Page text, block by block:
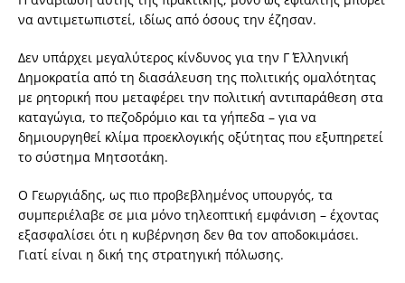
να αντιμετωπιστεί, ιδίως από όσους την έζησαν.
Δεν υπάρχει μεγαλύτερος κίνδυνος για την Γ΄ Ελληνική
Δημοκρατία από τη διασάλευση της πολιτικής ομαλότητας
με ρητορική που μεταφέρει την πολιτική αντιπαράθεση στα
καταγώγια, το πεζοδρόμιο και τα γήπεδα – για να
δημιουργηθεί κλίμα προεκλογικής οξύτητας που εξυπηρετεί
το σύστημα Μητσοτάκη.
Ο Γεωργιάδης, ως πιο προβεβλημένος υπουργός, τα
συμπεριέλαβε σε μια μόνο τηλεοπτική εμφάνιση – έχοντας
εξασφαλίσει ότι η κυβέρνηση δεν θα τον αποδοκιμάσει.
Γιατί είναι η δική της στρατηγική πόλωσης.